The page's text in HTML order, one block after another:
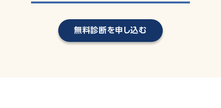
無料診断を申し込む